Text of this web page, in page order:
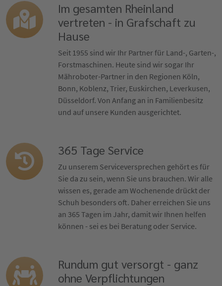
Im gesamten Rheinland
vertreten - in Grafschaft zu
Hause
Seit 1955 sind wir Ihr Partner für Land-, Garten-,
Forstmaschinen. Heute sind wir sogar Ihr
Mähroboter-Partner in den Regionen Köln,
Bonn, Koblenz, Trier, Euskirchen, Leverkusen,
Düsseldorf. Von Anfang an in Familienbesitz
und auf unsere Kunden ausgerichtet.
365 Tage Service
Zu unserem Serviceversprechen gehört es für
Sie da zu sein, wenn Sie uns brauchen. Wir alle
wissen es, gerade am Wochenende drückt der
Schuh besonders oft. Daher erreichen Sie uns
an 365 Tagen im Jahr, damit wir Ihnen helfen
können - sei es bei Beratung oder Service.
Rundum gut versorgt - ganz
ohne Verpflichtungen